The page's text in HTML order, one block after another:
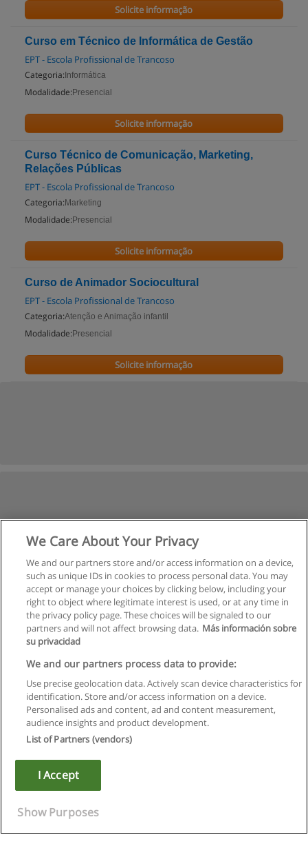
Solicite informação
Curso em Técnico de Informática de Gestão
EPT - Escola Profissional de Trancoso
Categoria: Informática
Modalidade: Presencial
Solicite informação
Curso Técnico de Comunicação, Marketing,
Relações Públicas
EPT - Escola Profissional de Trancoso
Categoria: Marketing
Modalidade: Presencial
Solicite informação
Curso de Animador Sociocultural
EPT - Escola Profissional de Trancoso
Categoria:Atenção e Animação infantil
Modalidade: Presencial
Solicite informação
Regras de uso
Privacidade de dados
Copyright © Educaedu Business S.L. - CIF : B-95610580: -
We Care About Your Privacy
We and our partners store and/or access information on a device,
such as unique IDs in cookies to process personal data. You may
accept or manage your choices by clicking below, including your
right to object where legitimate interest is used, or at any time in
the privacy policy page. These choices will be signaled to our
partners and will not affect browsing data. Más información sobre
su privacidad
We and our partners process data to provide:
Use precise geolocation data. Actively scan device characteristics for
identification. Store and/or access information on a device.
Personalised ads and content, ad and content measurement,
audience insights and product development.
List of Partners (vendors)
I Accept
Show Purposes